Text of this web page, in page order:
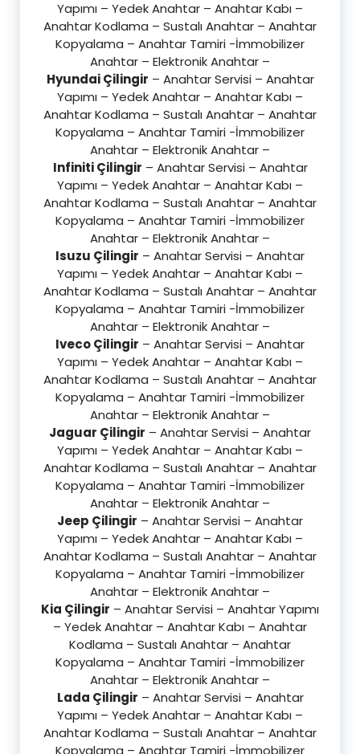
Yapımı – Yedek Anahtar – Anahtar Kabı –
Anahtar Kodlama – Sustalı Anahtar – Anahtar
Kopyalama – Anahtar Tamiri -İmmobilizer
Anahtar – Elektronik Anahtar –
Hyundai Çilingir – Anahtar Servisi – Anahtar
Yapımı – Yedek Anahtar – Anahtar Kabı –
Anahtar Kodlama – Sustalı Anahtar – Anahtar
Kopyalama – Anahtar Tamiri -İmmobilizer
Anahtar – Elektronik Anahtar –
Infiniti Çilingir – Anahtar Servisi – Anahtar
Yapımı – Yedek Anahtar – Anahtar Kabı –
Anahtar Kodlama – Sustalı Anahtar – Anahtar
Kopyalama – Anahtar Tamiri -İmmobilizer
Anahtar – Elektronik Anahtar –
Isuzu Çilingir – Anahtar Servisi – Anahtar
Yapımı – Yedek Anahtar – Anahtar Kabı –
Anahtar Kodlama – Sustalı Anahtar – Anahtar
Kopyalama – Anahtar Tamiri -İmmobilizer
Anahtar – Elektronik Anahtar –
Iveco Çilingir – Anahtar Servisi – Anahtar
Yapımı – Yedek Anahtar – Anahtar Kabı –
Anahtar Kodlama – Sustalı Anahtar – Anahtar
Kopyalama – Anahtar Tamiri -İmmobilizer
Anahtar – Elektronik Anahtar –
Jaguar Çilingir – Anahtar Servisi – Anahtar
Yapımı – Yedek Anahtar – Anahtar Kabı –
Anahtar Kodlama – Sustalı Anahtar – Anahtar
Kopyalama – Anahtar Tamiri -İmmobilizer
Anahtar – Elektronik Anahtar –
Jeep Çilingir – Anahtar Servisi – Anahtar
Yapımı – Yedek Anahtar – Anahtar Kabı –
Anahtar Kodlama – Sustalı Anahtar – Anahtar
Kopyalama – Anahtar Tamiri -İmmobilizer
Anahtar – Elektronik Anahtar –
Kia Çilingir – Anahtar Servisi – Anahtar Yapımı
– Yedek Anahtar – Anahtar Kabı – Anahtar
Kodlama – Sustalı Anahtar – Anahtar
Kopyalama – Anahtar Tamiri -İmmobilizer
Anahtar – Elektronik Anahtar –
Lada Çilingir – Anahtar Servisi – Anahtar
Yapımı – Yedek Anahtar – Anahtar Kabı –
Anahtar Kodlama – Sustalı Anahtar – Anahtar